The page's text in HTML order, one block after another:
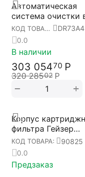
Автоматическая
система очистки
Diron™ DR-459S
крышных котелен
[DR73A459PAKRU]
КОД ТОВАРА:
0.0
В наличии
303 05470 Р
320 28502 Р
+
−
Корпус
фильтра Гейзер
Магистраль-S
[90825]
КОД ТОВАРА:
90825
0.0
Предзаказ